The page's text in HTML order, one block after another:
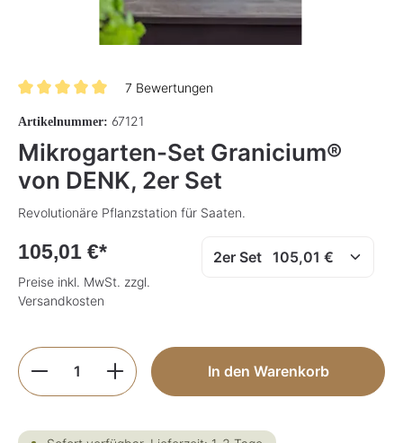
7 Bewertungen
Artikelnummer: 67121
Mikrogarten-Set Granicium®
von DENK, 2er Set
Revolutionäre Pflanzstation für Saaten.
105,01 €*
Preise inkl. MwSt. zzgl.
Versandkosten
Produkt Anzahl: Gib den gewünschten
In den Warenkorb